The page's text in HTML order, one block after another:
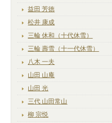
益田 芳徳
松井 康成
三輪 休和（十代休雪）
三輪 壽雪（十一代休雪）
八木 一夫
山田 山庵
山田 光
三代 山田常山
柳 宗悦